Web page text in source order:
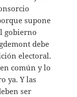
supone
gobierno
debe
electoral.
común y lo
ya. Y las
ser